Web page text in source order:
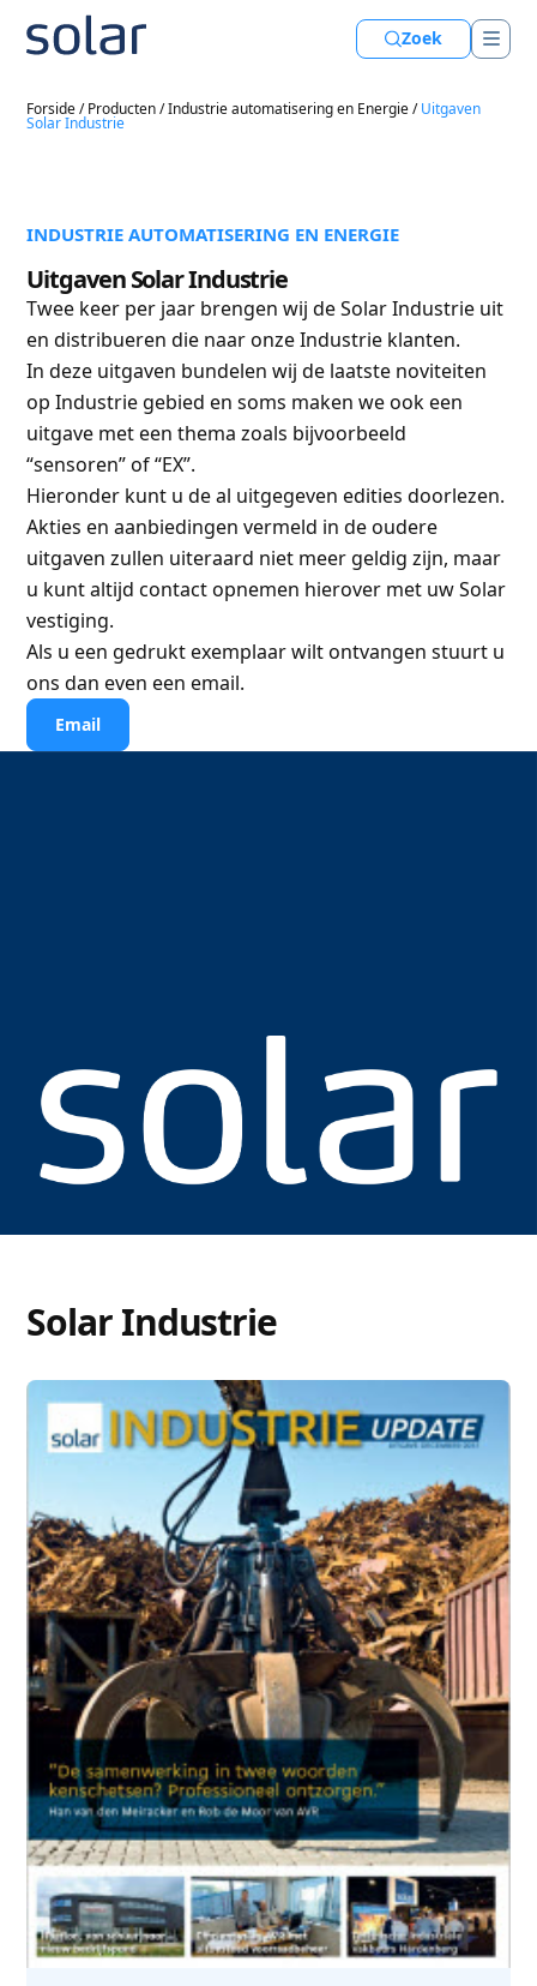
Zoek
Forside/Producten/Industrie automatisering en Energie/Uitgaven
Solar Industrie
INDUSTRIE AUTOMATISERING EN ENERGIE
Uitgaven Solar Industrie
Twee keer per jaar brengen wij de Solar Industrie uit
en distribueren die naar onze Industrie klanten.
In deze uitgaven bundelen wij de laatste noviteiten
op Industrie gebied en soms maken we ook een
uitgave met een thema zoals bijvoorbeeld
“sensoren” of “EX”.
Hieronder kunt u de al uitgegeven edities doorlezen.
Akties en aanbiedingen vermeld in de oudere
uitgaven zullen uiteraard niet meer geldig zijn, maar
u kunt altijd contact opnemen hierover met uw Solar
vestiging.
Als u een gedrukt exemplaar wilt ontvangen stuurt u
ons dan even een email.
Email
Solar Industrie